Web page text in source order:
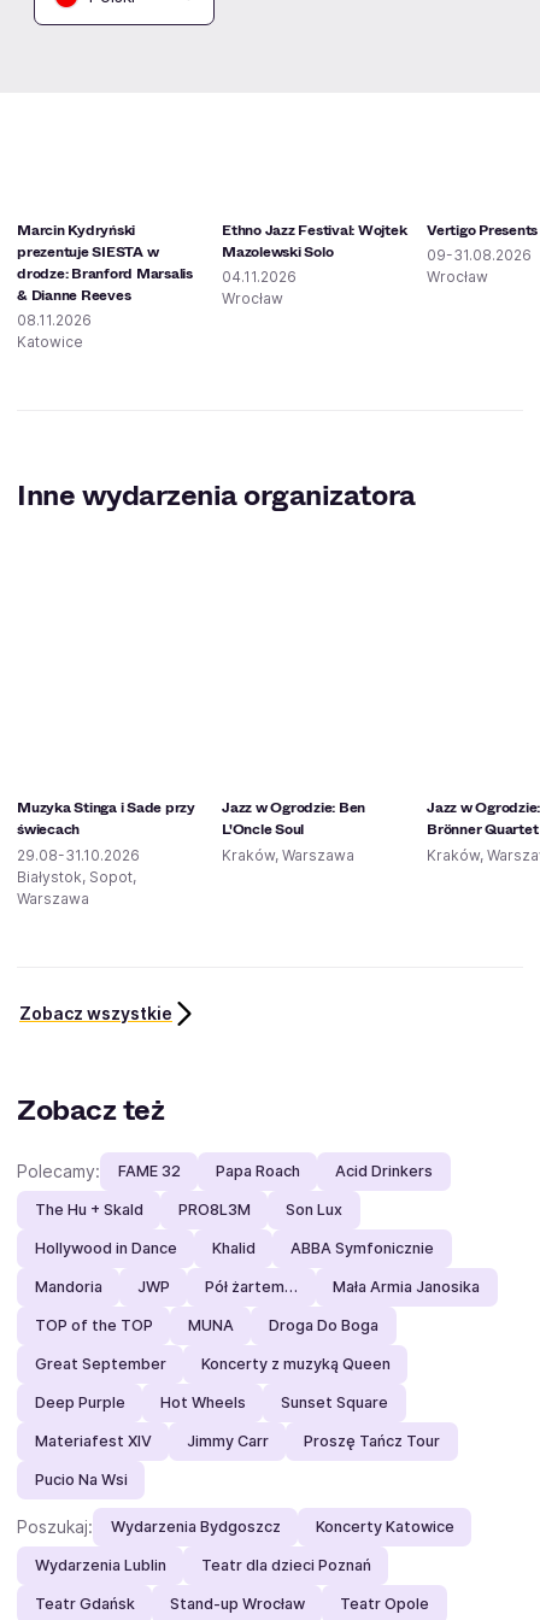
Marcin Kydryński
prezentuje SIESTA w
drodze: Branford Marsalis
& Dianne Reeves
08.11.2026
Katowice
Ethno Jazz Festival: Wojtek
Mazolewski Solo
04.11.2026
Wrocław
Vertigo Presents
09-31.08.2026
Wrocław
Inne wydarzenia organizatora
Muzyka Stinga i Sade przy
świecach
29.08-31.10.2026
Białystok, Sopot,
Warszawa
Jazz w Ogrodzie: Ben
L'Oncle Soul
Kraków, Warszawa
Jazz w
Brönner Quartet
Kraków,
Zobacz wszystkie
Zobacz też
Polecamy: FAME 32 Papa Roach Acid Drinkers
The Hu + Skald PRO8L3M Son Lux
Hollywood in Dance Khalid ABBA Symfonicznie
Mandoria JWP Pół żartem… Mała Armia Janosika
TOP of the TOP MUNA Droga Do Boga
Great September Koncerty z muzyką Queen
Deep Purple Hot Wheels Sunset Square
Materiafest XIV Jimmy Carr Proszę Tańcz Tour
Pucio Na Wsi
Poszukaj: Wydarzenia Bydgoszcz Koncerty Katowice
Wydarzenia Lublin Teatr dla dzieci Poznań
Teatr Gdańsk Stand-up Wrocław Teatr Opole